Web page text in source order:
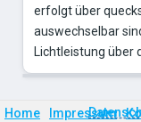
erfolgt über
auswechselbar
Lichtleistung über
Home Impressum